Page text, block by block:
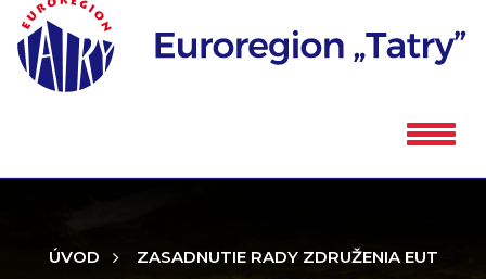
ÚVOD ZASADNUTIE RADY ZDRUŽENIA EUT